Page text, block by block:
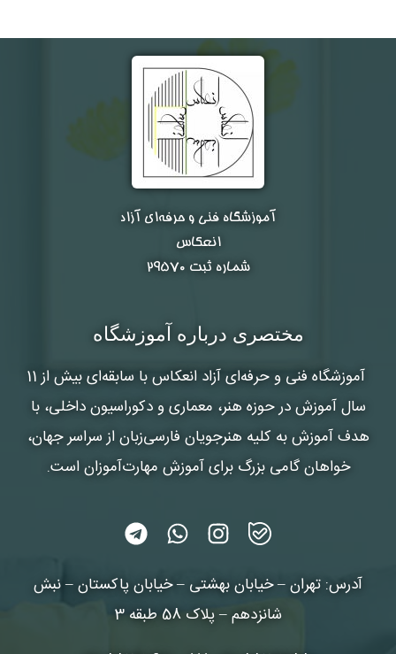
آموزشگاه فنی و حرفه‌ای آزاد
انعکاس
شماره ثبت ۲۹۵۷۰
مختصری درباره آموزشگاه
آموزشگاه فنی و حرفه‌ای آزاد انعکاس
با سابقه‌ای بیش از 11
سال آموزش در حوزه هنر، معماری و دکوراسیون داخلی، با
هدف آموزش به کلیه هنرجویان فارسی‌زبان از سراسر جهان،
خواهان گامی بزرگ برای آموزش مهارت‌آموزان است.
آدرس: تهران – خیابان بهشتی – خیابان پاکستان – نبش
شانزدهم – پلاک 58 طبقه 3